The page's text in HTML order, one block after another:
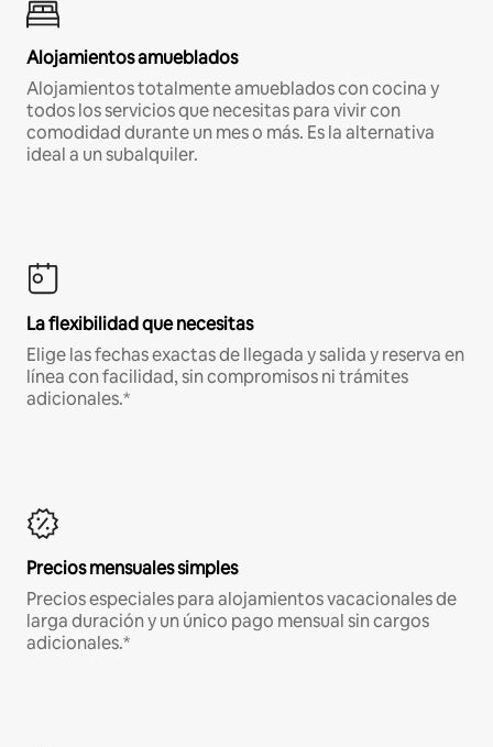
Alojamientos amueblados
Alojamientos totalmente amueblados con cocina y
todos los servicios que necesitas para vivir con
comodidad durante un mes o más. Es la alternativa
ideal a un subalquiler.
La flexibilidad que necesitas
Elige las fechas exactas de llegada y salida y reserva en
línea con facilidad, sin compromisos ni trámites
adicionales.*
Precios mensuales simples
Precios especiales para alojamientos vacacionales de
larga duración y un único pago mensual sin cargos
adicionales.*